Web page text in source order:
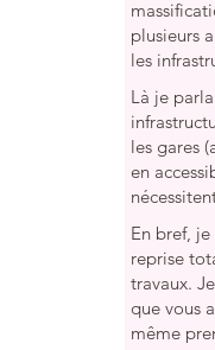
plusieurs
les
Là je
les gares
en
En bref,
reprise
travaux.
que vous
même